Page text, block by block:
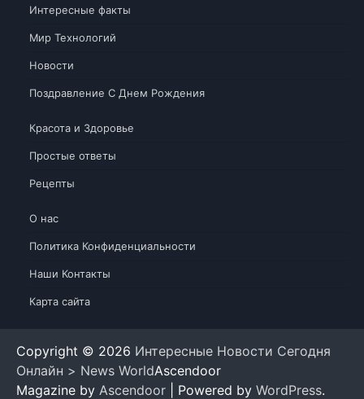
Интересные факты
Мир Технологий
Новости
Поздравление С Днем Рождения
Красота и Здоровье
Простые ответы
Рецепты
О нас
Политика Конфиденциальности
Наши Контакты
Карта сайта
Copyright © 2026 Интересные Новости Сегодня
Онлайн > News WorldAscendoor
Magazine by Ascendoor | Powered by WordPress.